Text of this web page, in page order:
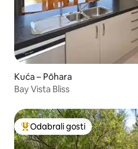
Kuća – Pōhara
Bay Vista Bliss
Među najviše rangiranima s
Odabrali gosti